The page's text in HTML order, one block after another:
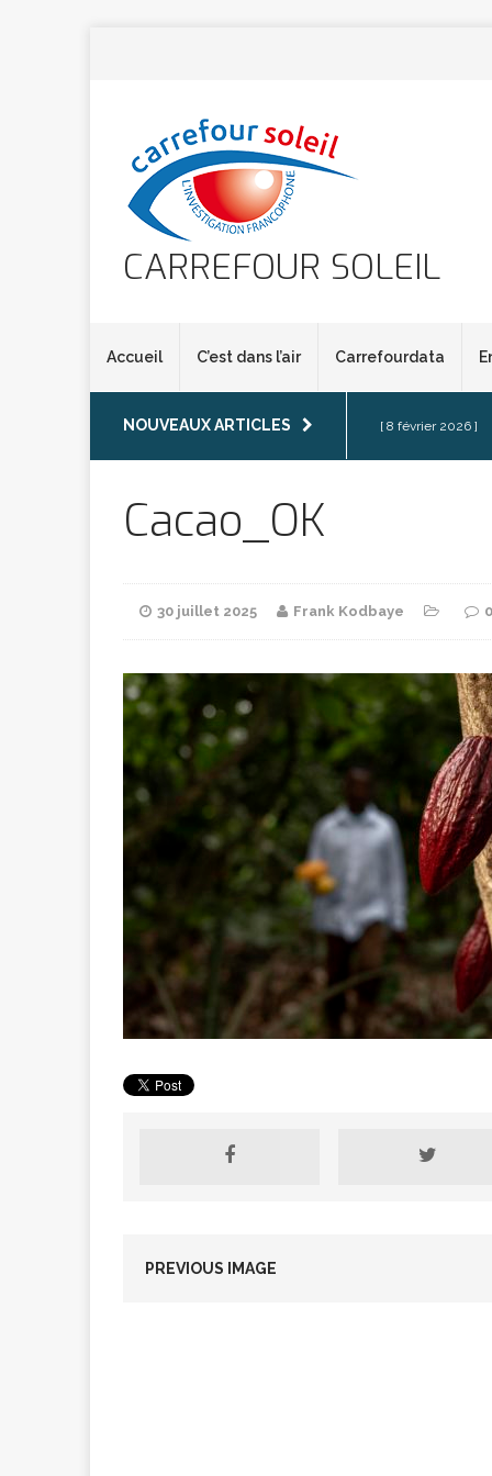
CARREFOUR SOLEIL
Accueil C’est dans l’air Carrefourdata
NOUVEAUX ARTICLES [ 8 février 2026 ]
[ 7 février 2026 ]
[ 6 février 2026 ]
l’AVC chez
[ 5 février 2026 ]
l’ambition
[ 2 février 2026 ]
Cacao_OK
30 juillet 2025 Frank Kodbaye 0
PREVIOUS IMAGE